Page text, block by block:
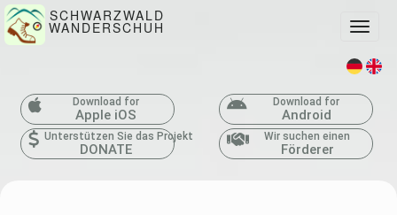
SCHWARZWALD
WANDERSCHUH
Download for
Apple iOS
Download for
Android
Unterstützen Sie das Projekt
DONATE
Wir suchen einen
Förderer